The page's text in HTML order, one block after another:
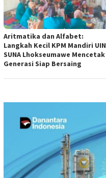
Aritmatika dan Alfabet:
Langkah Kecil KPM Mandiri UIN
SUNA Lhokseumawe Mencetak
Generasi Siap Bersaing